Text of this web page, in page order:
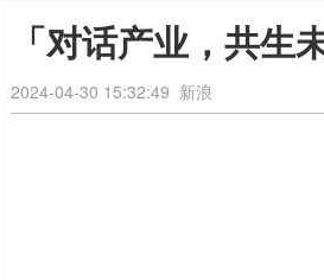
「对话产业，共
2024-04-30 15:32:49 新浪